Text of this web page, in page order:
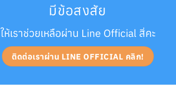
มีข้อสงสัย
ให้เราช่วยเหลือผ่าน Line Official สิ่คะ
ติดต่อเราผ่าน LINE OFFICIAL คลิก!